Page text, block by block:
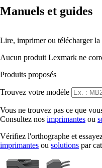
Manuels et guides
Lire, imprimer ou télécharger
Aucun produit Lexmark ne
Produits proposés
Trouvez votre modèle
Vous ne trouvez pas ce que
Consultez nos imprimantes ou
Vérifiez l'orthographe et
imprimantes ou solutions par